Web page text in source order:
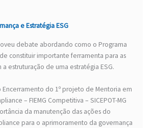
e Estratégia ESG
debate abordando como o Programa
constituir importante ferramenta para as
a estruturação de uma estratégia ESG.
Encerramento do 1º projeto de Mentoria em
– FIEMG Competitiva – SICEPOT-MG
da manutenção das ações do
para o aprimoramento da governança